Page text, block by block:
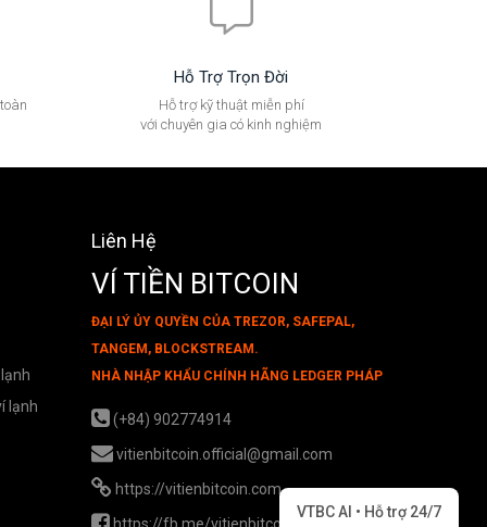
Hỗ Trợ Trọn Đời
Hỗ trợ kỹ thuật miễn phí
với chuyên gia có kinh nghiệm
lạnh
Liên Hệ
VÍ TIỀN BITCOIN
ĐẠI LÝ ỦY QUYỀN CỦA TREZOR, SAFEPAL,
TANGEM, BLOCKSTREAM.
NHÀ NHẬP KHẨU CHÍNH HÃNG LEDGER PHÁP
(+84) 902774914
vitienbitcoin.official@gmail.com
https://vitienbitcoin.com
https://fb.me/vitienbitcoin
VTBC AI • Hỗ trợ 24/7